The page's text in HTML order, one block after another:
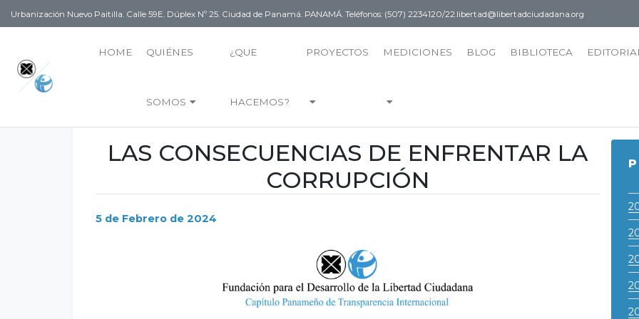
Urbanización Nuevo Paitilla. Calle 59E. Dúplex Nº 25. Ciudad de Panamá. PANAMÁ. Teléfonos: (507) 2234120/22. libertad@libertadciudadana.org
HOME QUIÉNES
SOMOS
¿QUE
HACEMOS?
PROYECTOS MEDICIONES BLOG BIBLIOTECA EDITORIAL
LAS CONSECUENCIAS DE ENFRENTAR LA
CORRUPCIÓN
5 de Febrero de 2024